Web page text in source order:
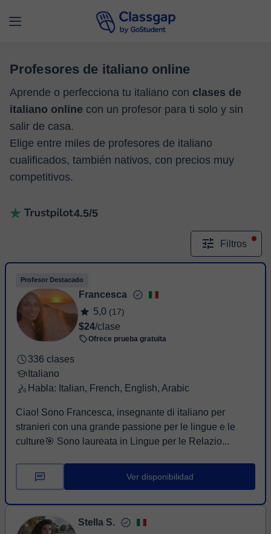
Profesores de italiano online
Aprende o perfecciona tu italiano con clases de
italiano online con un profesor para ti solo y sin
salir de casa.
Elige entre miles de profesores de italiano
cualificados, también nativos, con precios muy
competitivos.
4.5/5
Filtros
Profesor Destacado
Francesca
5,0 (17)
$24/clase
Ofrece prueba gratuita
336 clases
Italiano
Habla: Italian, French, English, Arabic
Ciao! Sono Francesca, insegnante di italiano per
stranieri con una grande passione per le lingue e le
culture🎯 Sono laureata in Lingue per le Relazio...
Ver disponibilidad
Stella S.